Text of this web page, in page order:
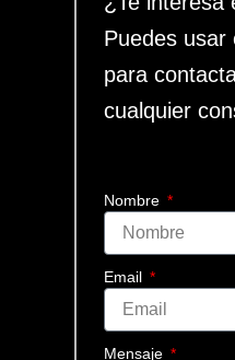
Puedes usar
para
cualquier
Nombre
Email
Mensaje